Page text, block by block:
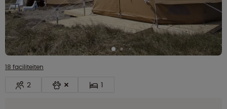
18 faciliteiten
2 1